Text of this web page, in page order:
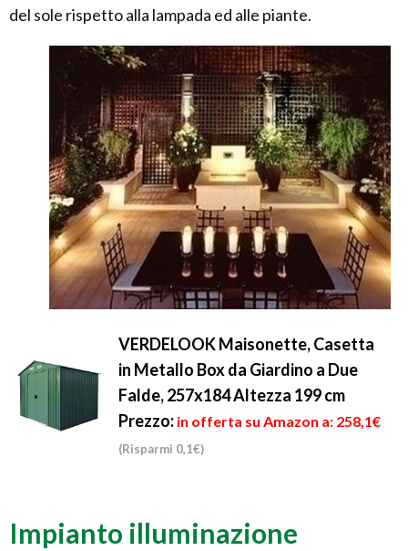
del sole rispetto alla lampada ed alle piante.
VERDELOOK Maisonette, Casetta
in Metallo Box da Giardino a Due
Falde, 257x184 Altezza 199 cm
Prezzo: in offerta su Amazon a: 258,1€
(Risparmi 0,1€)
Impianto illuminazione